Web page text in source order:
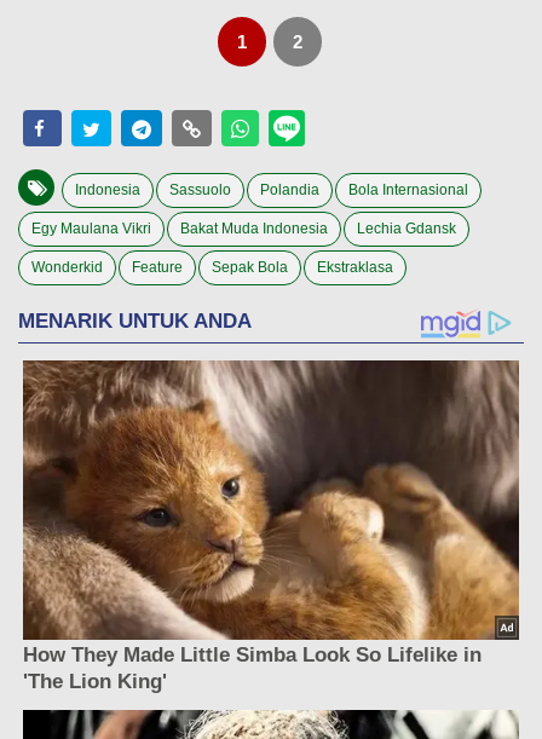
1 2
Indonesia Sassuolo Polandia Bola Internasional
Egy Maulana Vikri Bakat Muda Indonesia Lechia Gdansk
Wonderkid Feature Sepak Bola Ekstraklasa